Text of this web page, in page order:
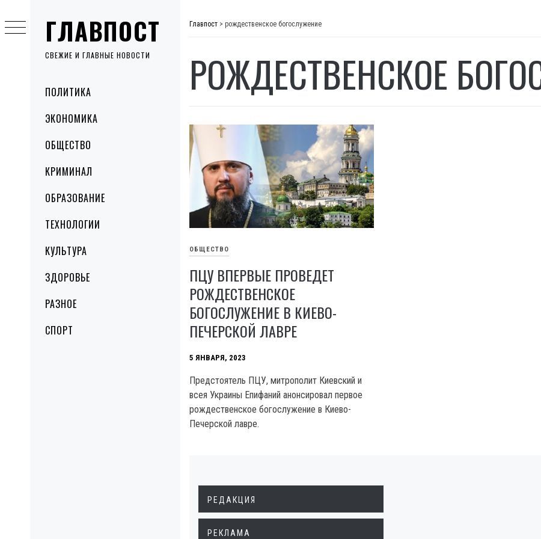
ГЛАВПОСТ
СВЕЖИЕ И ГЛАВНЫЕ НОВОСТИ
MenuПОЛИТИКА
ЭКОНОМИКА
ОБЩЕСТВО
КРИМИНАЛ
ОБРАЗОВАНИЕ
ТЕХНОЛОГИИ
КУЛЬТУРА
ЗДОРОВЬЕ
РАЗНОЕ
СПОРТ
to
content
Главпост > рождественское богослужение
РОЖДЕСТВЕНСКОЕ
ОБЩЕСТВО
ПЦУ ВПЕРВЫЕ ПРОВЕДЕТ
РОЖДЕСТВЕНСКОЕ
БОГОСЛУЖЕНИЕ В КИЕВО-
ПЕЧЕРСКОЙ ЛАВРЕ
5 ЯНВАРЯ, 2023
Предстоятель ПЦУ, митрополит Киевский и
всея Украины Епифаний анонсировал первое
рождественское богослужение в Киево-
Печерской лавре.
РЕДАКЦИЯ
РЕКЛАМА